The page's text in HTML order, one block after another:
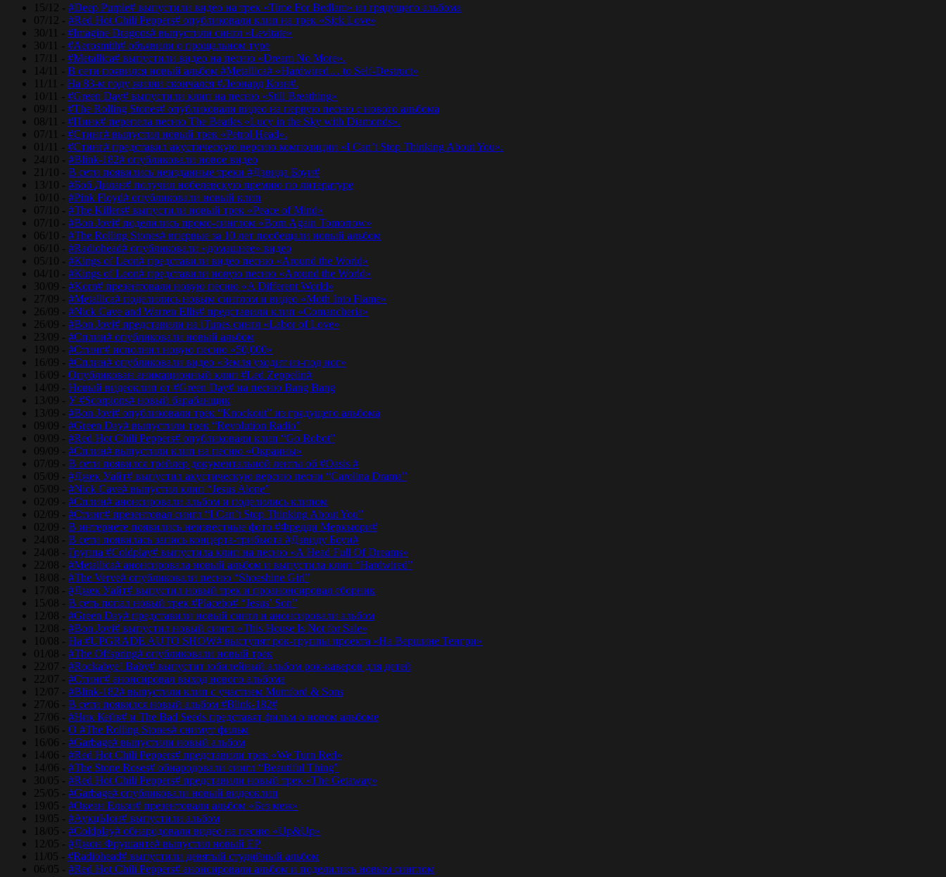
15/12 - #Deep Purple# выпустили видео на трек «Time For Bedlam» из грядущего альбома
07/12 - #Red Hot Chili Peppers# опубликовали клип на трек «Sick Love»
30/11 - #Imagine Dragons# выпустили сингл «Levitate»
30/11 - #Aerosmith# объявили о прощальном туре
17/11 - #Metallica# выпустили видео на песню «Dream No More».
14/11 - В сети появился новый альбом #Metallica# «Hardwired… to Self-Destruct»
11/11 - На 83-м году жизни скончался #Леонард Коэн#.
10/11 - #Green Day# выпустили клип на песню «Still Breathing»
09/11 - #The Rolling Stones# опубликовали видео на первую песню с нового альбома
08/11 - #Пинк# перепела песню The Beatles «Lucy in the Sky with Diamonds».
07/11 - #Стинг# выпустил новый трек «Petrol Head».
01/11 - #Стинг# представил акустическую версию композиции «I Can’t Stop Thinking About You».
24/10 - #Blink-182# опубликовали новое видео
21/10 - В сети появились неизданные треки #Дэвида Боуи#
13/10 - #Боб Дилан# получил нобелевскую премию по литературе
10/10 - #Pink Floyd# опубликовали новый клип
07/10 - #The Killers# выпустили новый трек «Peace of Mind»
07/10 - #Bon Jovi# поделились промо-синглом «Born Again Tomorrow»
06/10 - #The Rolling Stones# впервые за 10 лет пообещали новый альбом
06/10 - #Radiohead# опубликовали «домашнее» видео
05/10 - #Kings of Leon# представили видео песню «Around the World»
04/10 - #Kings of Leon# представили новую песню «Around the World»
30/09 - #Korn# презентовали новую песню «A Different World»
27/09 - #Metallica# поделились новым синглом и видео «Moth Into Flame»
26/09 - #Nick Cave and Warren Ellis# представили клип «Comancheria»
26/09 - #Bon Jovi# представили на iTunes сингл «Labor of Love»
23/09 - #Сплин# опубликовали новый альбом
19/09 - #Стинг# исполнил новую песню «50,000»
16/09 - #Сплин# опубликовали видео «Земля уходит из-под ног»
16/09 - Опубликован анимационный клип #Led Zeppelin#
14/09 - Новый видеоклип от #Green Day# на песню Bang Bang
13/09 - У #Scorpions# новый барабанщик
13/09 - #Bon Jovi# опубликовали трек “Knockout” из грядущего альбома
09/09 - #Green Day# выпустили трек “Revolution Radio”
09/09 - #Red Hot Chili Peppers# опубликовали клип “Go Robot”
09/09 - #Сплин# выпустили клип на песню «Окраины»
07/09 - В сети появился трейлер документальной ленты об #Oasis #
05/09 - #Джек Уайт# выпустил акустическую версию песни “Carolina Drama”
05/09 - #Nick Cave# выпустил клип “Jesus Alone”
02/09 - #Сплин# анонсировали альбом и поделились клипом
02/09 - #Стинг# презентовал сингл “I Can’t Stop Thinking About You”
02/09 - В интернете появились неизвестные фото #Фредди Меркьюри#
24/08 - В сети появилась запись концерта-трибьюта #Дэвиду Боуи#
24/08 - Группа #Coldplay# выпустила клип на песню «A Head Full Of Dreams»
22/08 - #Metallica# анонсировала новый альбом и выпустила клип “Hardwired”
18/08 - #The Verve# опубликовали песню “Shoeshine Girl”
17/08 - #Джек Уайт# выпустил новый трек и проанонсировал сборник
15/08 - В сеть попал новый трек #Placebo# “Jesus’ Son”
12/08 - #Green Day# представили новый сингл и анонсировали альбом
12/08 - #Bon Jovi# выпустил новый сингл «This House Is Not for Sale»
10/08 - На #UPGRADE AUTO SHOW# выступят рок-группы проекта «На Вершине Тенгри»
01/08 - #The Offspring# опубликовали новый трек
22/07 - #Rockabye! Baby# выпустит юбилейный альбом рок-каверов для детей
22/07 - #Стинг# анонсировал выход нового альбома
12/07 - #Blink-182# выпустили клип с участием Mumford & Sons
27/06 - В сети появился новый альбом #Blink-182#
27/06 - #Ник Кейв# и The Bad Seeds представят фильм о новом альбоме
16/06 - О #The Rolling Stones# снимут фильм
16/06 - #Garbage# выпустили новый альбом
14/06 - #Red Hot Chili Peppers# представили трек «We Turn Red»
14/06 - #The Stone Roses# обнародовали сингл “Beautiful Thing”
30/05 - #Red Hot Chili Peppers# представили новый трек «The Getaway»
25/05 - #Garbage# опубликовали новый видеоклип
19/05 - #Океан Ельзи# презентовали альбом «Без меж»
19/05 - #АукцЫон# выпустили альбом
18/05 - #Coldplay# обнародовали видео на песню «Up&Up»
12/05 - #Джон Фрушанте# выпустил новый ЕР
11/05 - #Radiohead# выпустили девятый студийный альбом
06/05 - #Red Hot Chili Peppers# анонсировали альбом и поделились новым синглом